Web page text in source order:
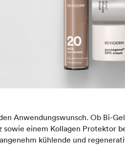
Anwendungswunsch. Ob Bi-
einem Kollagen Protektor
kühlende und